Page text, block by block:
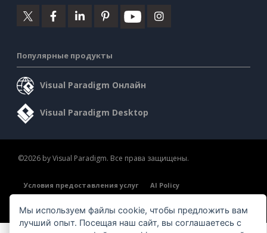
Популярные продукты
Visual Paradigm Онлайн
Visual Paradigm Desktop
©2026 by Visual Paradigm. Все права защищены.
Условия предоставления услуг
AI Policy
Обзор системы безопасности
Мы используем файлы cookie, чтобы предложить вам
лучший опыт. Посещая наш сайт, вы соглашаетесь с